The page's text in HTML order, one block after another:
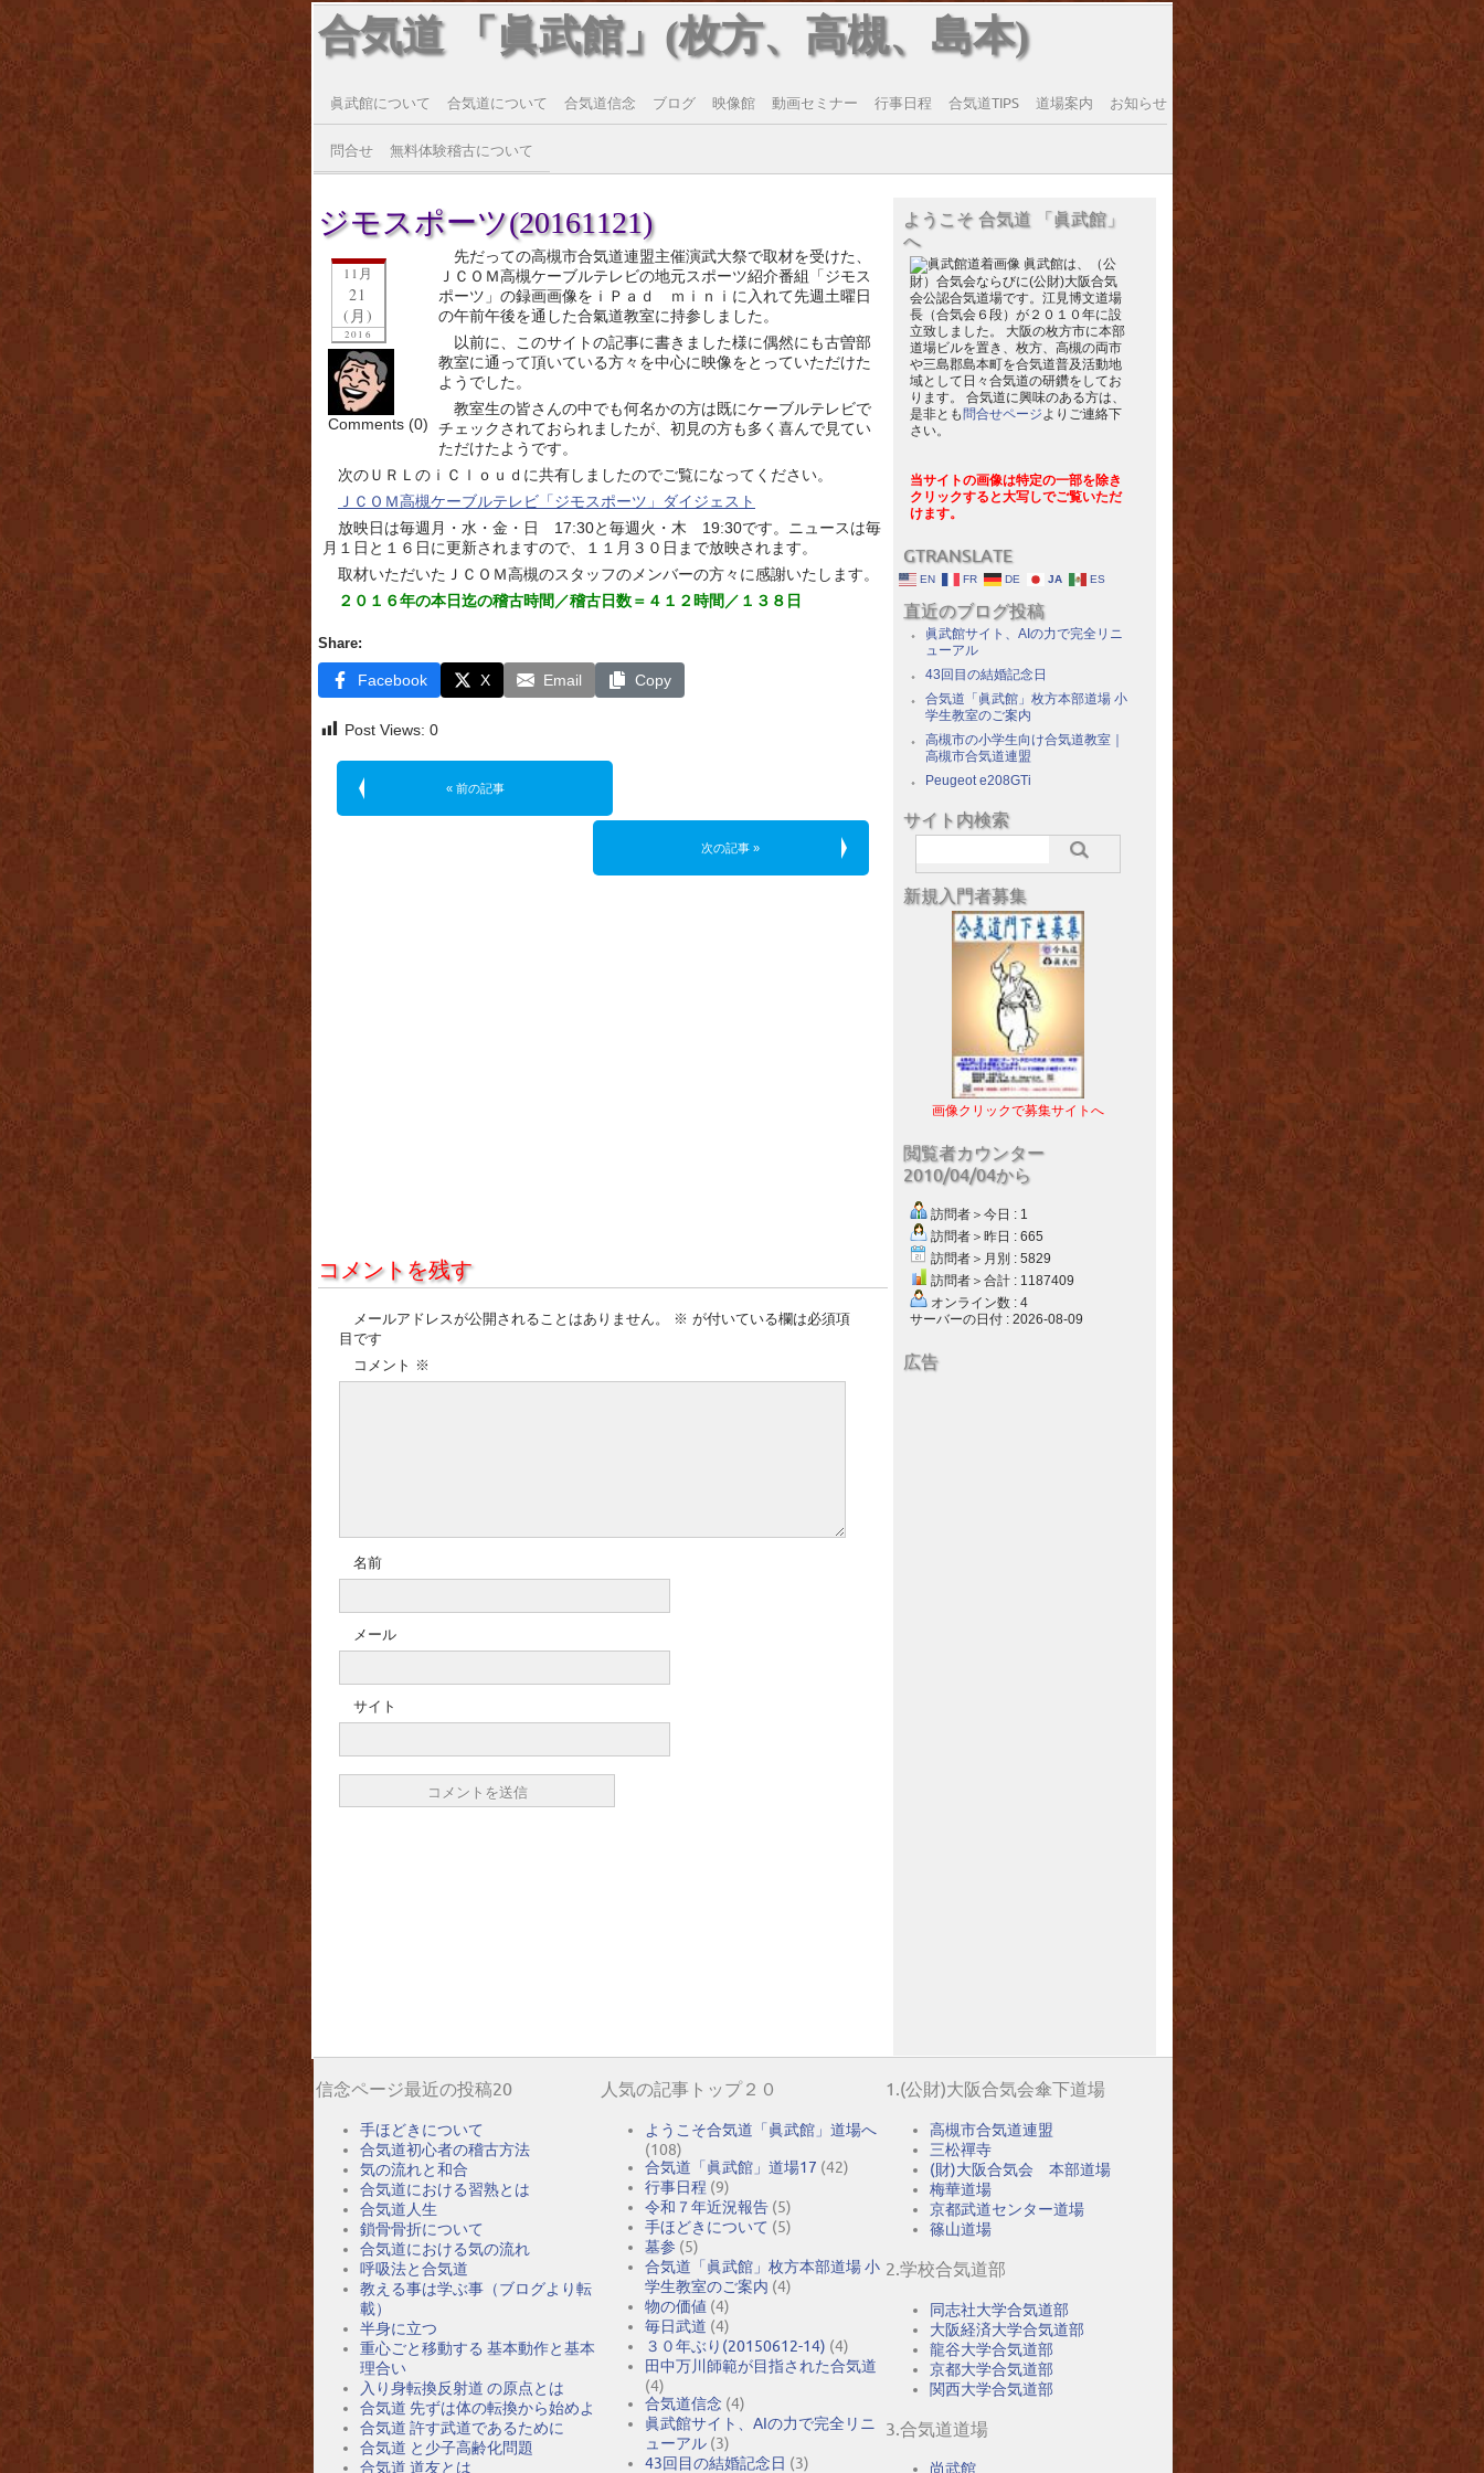
合気道 「眞武館」(枚方、高槻、島本)
眞武館について 合気道について 合気道信念 ブログ 映像館 動画セミナー 行事日程 合気道TIPS 道場案内 お知らせ
問合せ 無料体験稽古について
ジモスポーツ(20161121)
11月
21
(月)
2016
Comments (0)
先だっての高槻市合気道連盟主催演武大祭で取材を受けた、
ＪＣＯＭ高槻ケーブルテレビの地元スポーツ紹介番組「ジモス
ポーツ」の録画画像をｉＰａｄ ｍｉｎｉに入れて先週土曜日
の午前午後を通した合氣道教室に持参しました。
以前に、このサイトの記事に書きました様に偶然にも古曽部
教室に通って頂いている方々を中心に映像をとっていただけた
ようでした。
教室生の皆さんの中でも何名かの方は既にケーブルテレビで
チェックされておられましたが、初見の方も多く喜んで見てい
ただけたようです。
次のＵＲＬのｉＣｌｏｕｄに共有しましたのでご覧になってください。
ＪＣＯＭ高槻ケーブルテレビ「ジモスポーツ」ダイジェスト
放映日は毎週月・水・金・日 17:30と毎週火・木 19:30です。ニュースは毎
月１日と１６日に更新されますので、１１月３０日まで放映されます。
取材いただいたＪＣＯＭ高槻のスタッフのメンバーの方々に感謝いたします。
２０１６年の本日迄の稽古時間／稽古日数＝４１２時間／１３８日
Share:
Facebook X Email Copy
Post Views: 0
« 前の記事
次の記事 »
コメントを残す
メールアドレスが公開されることはありません。 ※ が付いている欄は必須項
目です
コメント ※
名前
メール
サイト
ようこそ 合気道 「眞武館」
へ
眞武館は、（公
財）合気会ならびに(公財)大阪合気
会公認合気道場です。江見博文道場
長（合気会６段）が２０１０年に設
立致しました。 大阪の枚方市に本部
道場ビルを置き、枚方、高槻の両市
や三島郡島本町を合気道普及活動地
域として日々合気道の研鑽をしてお
ります。 合気道に興味のある方は、
是非とも 問合せページよりご連絡下
さい。
当サイトの画像は特定の一部を除き
クリックすると大写しでご覧いただ
けます。
GTRANSLATE
EN FR DE JA ES
直近のブログ投稿
眞武館サイト、AIの力で完全リニ
ューアル
43回目の結婚記念日
合気道「眞武館」枚方本部道場 小
学生教室のご案内
高槻市の小学生向け合気道教室｜
高槻市合気道連盟
Peugeot e208GTi
サイト内検索
新規入門者募集
画像クリックで募集サイトへ
閲覧者カウンター
2010/04/04から
訪問者＞今日 : 1
訪問者＞昨日 : 665
訪問者＞月別 : 5829
訪問者＞合計 : 1187409
オンライン数 : 4
サーバーの日付 : 2026-08-09
広告
信念ページ最近の投稿20
手ほどきについて
合気道初心者の稽古方法
気の流れと和合
合気道における習熟とは
合気道人生
鎖骨骨折について
合気道における気の流れ
呼吸法と合気道
教える事は学ぶ事（ブログより転
載）
半身に立つ
重心ごと移動する 基本動作と基本
理合い
入り身転換反射道 の原点とは
合気道 先ずは体の転換から始めよ
合気道 許す武道であるために
合気道 と少子高齢化問題
合気道 道友とは
人気の記事トップ２０
ようこそ合気道「眞武館」道場へ
(108)
合気道「眞武館」道場17 (42)
行事日程 (9)
令和７年近況報告 (5)
手ほどきについて (5)
墓参 (5)
合気道「眞武館」枚方本部道場 小
学生教室のご案内 (4)
物の価値 (4)
毎日武道 (4)
３０年ぶり(20150612-14) (4)
田中万川師範が目指された合気道
(4)
合気道信念 (4)
眞武館サイト、AIの力で完全リニ
ューアル (3)
43回目の結婚記念日 (3)
1.(公財)大阪合気会傘下道場
高槻市合気道連盟
三松禪寺
(財)大阪合気会 本部道場
梅華道場
京都武道センター道場
篠山道場
2.学校合気道部
同志社大学合気道部
大阪経済大学合気道部
龍谷大学合気道部
京都大学合気道部
関西大学合気道部
3.合気道道場
尚武館